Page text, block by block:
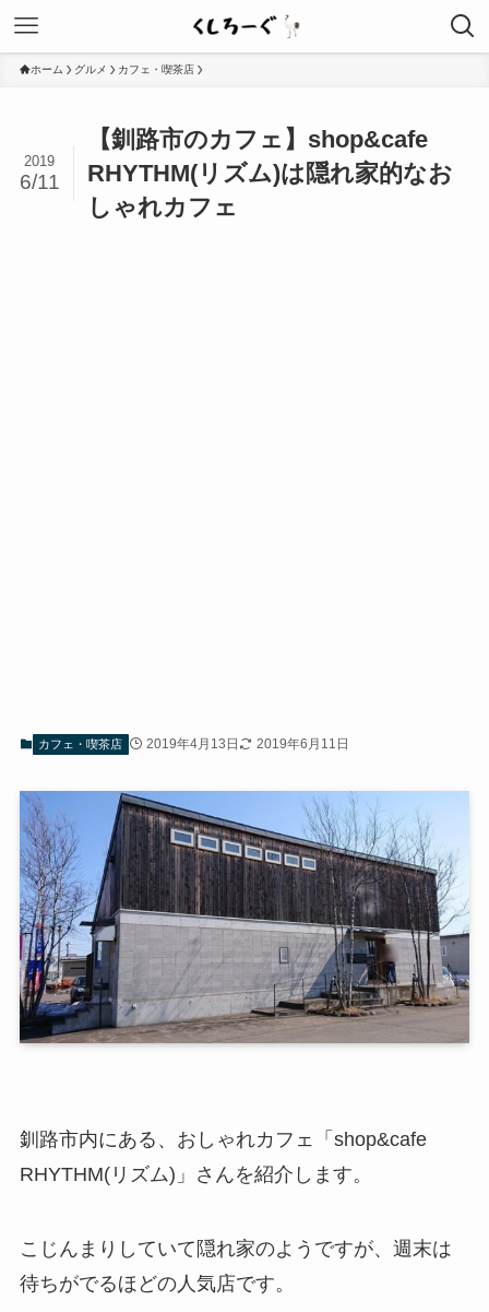
ホーム グルメ カフェ・喫茶店
【釧路市のカフェ】shop&cafe
RHYTHM(リズム)は隠れ家的なお
しゃれカフェ
2019
6/11
カフェ・喫茶店 2019年4月13日 2019年6月11日
釧路市内にある、おしゃれカフェ「shop&cafe
RHYTHM(リズム)」さんを紹介します。
こじんまりしていて隠れ家のようですが、週末は
待ちがでるほどの人気店です。